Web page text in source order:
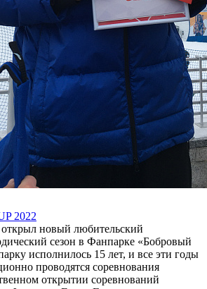
2022
новый любительский
сезон в Фанпарке «Бобровый
исполнилось 15 лет, и все эти годы
проводятся соревнования
открытии соревнований